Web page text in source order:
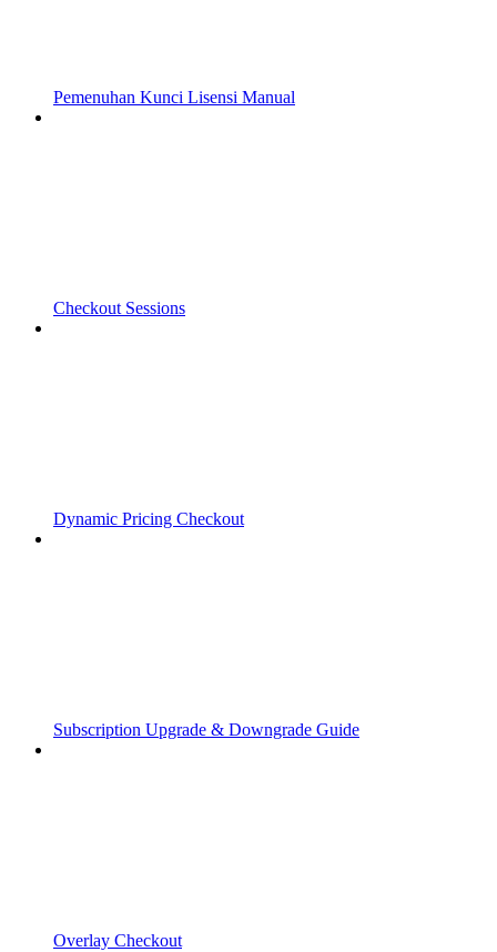
Pemenuhan Kunci Lisensi Manual
Checkout Sessions
Dynamic Pricing Checkout
Subscription Upgrade & Downgrade Guide
Overlay Checkout